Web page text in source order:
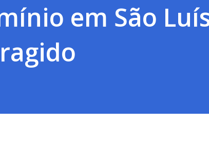
em São